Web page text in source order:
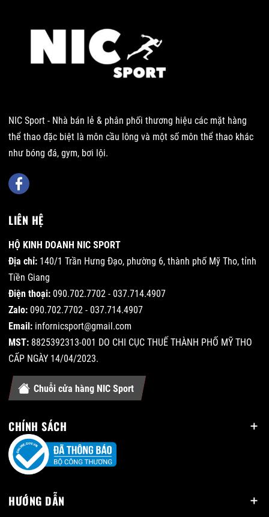
NIC Sport - Nhà bán lẻ & phân phối thương hiệu các mặt hàng
thể thao đặc biệt là môn cầu lông và một số môn thể thao khác
như bóng đá, gym, bơi lội.
LIÊN HỆ
HỘ KINH DOANH NIC SPORT
Địa chỉ: 140/1 Trần Hưng Đạo, phường 6, thành phố Mỹ Tho, tỉnh
Tiền Giang
Điện thoại: 090.702.7702 - 037.714.4907
Zalo: 090.702.7702 - 037.714.4907
Email: infornicsport@gmail.com
MST: 8825392313-001 DO CHI CỤC THUẾ THÀNH PHỐ MỸ THO
CẤP NGÀY 14/04/2023.
Chuỗi cửa hàng NIC Sport
CHÍNH SÁCH
HƯỚNG DẪN